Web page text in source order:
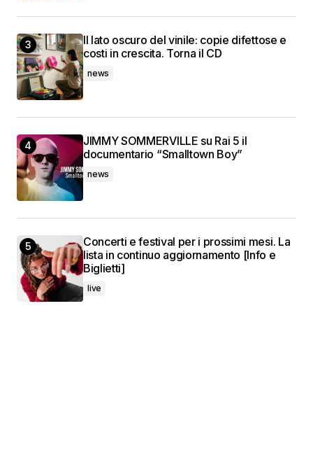
Il lato oscuro del vinile: copie difettose e
costi in crescita. Torna il CD
news
JIMMY SOMMERVILLE su Rai 5 il
documentario “Smalltown Boy”
news
Concerti e festival per i prossimi mesi. La
lista in continuo aggiornamento [Info e
Biglietti]
live